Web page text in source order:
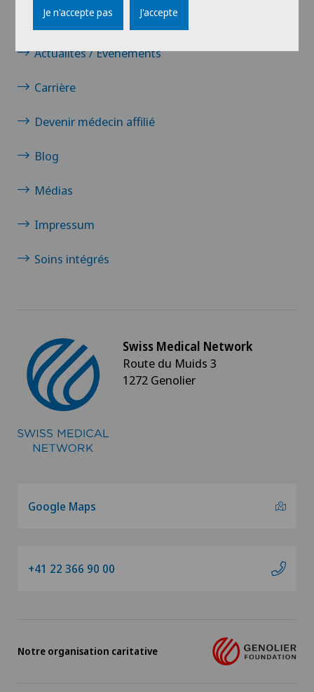
Clinica Ars Medica
Clinica Sant Anna
Clinique de Genolier
Clinique de Montchoisi
Clinique de Valère
Genolier Innovation Hub SA
Genolier Management + Services
Genolier Patient Services
Ladies Permanence Stadelhofen
Privatklinik Belair
Contact
Actualités / Événements
Carrière
Devenir médecin affilié
Blog
Médias
Impressum
Soins intégrés
Swiss Medical Network
Route du Muids 3
1272 Genolier
Google Maps
+41 22 366 90 00
Notre organisation caritative
Je n'accepte pas J'accepte